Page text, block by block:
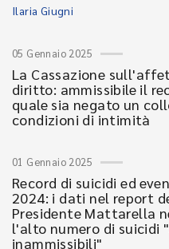
Ilaria Giugni
05 Gennaio 2025
La Cassazione
diritto: ammissibile il
quale sia negato un
condizioni di intimità
01 Gennaio 2025
Record di suicidi ed
2024: i dati nel report
Presidente Mattarella
l'alto numero di suicidi
inammissibili"